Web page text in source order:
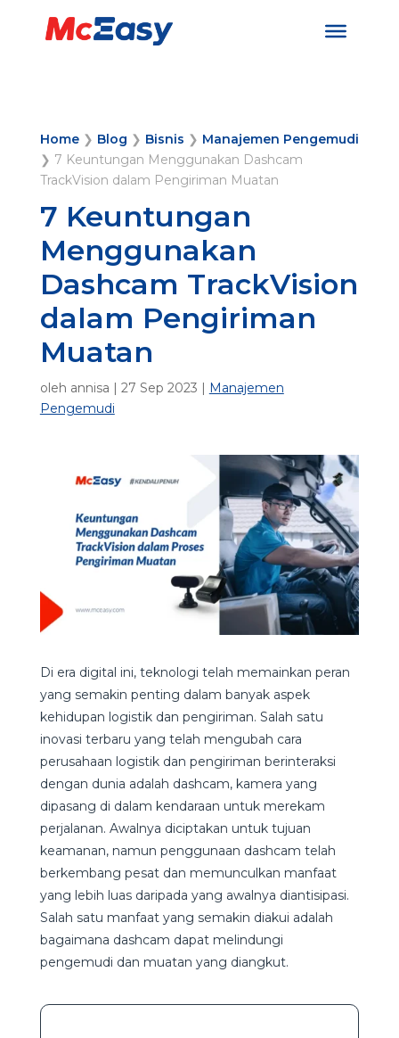
Home❯ Blog ❯ Bisnis ❯ Manajemen Pengemudi
❯ 7 Keuntungan Menggunakan Dashcam
TrackVision dalam Pengiriman Muatan
7 Keuntungan
Menggunakan
Dashcam TrackVision
dalam Pengiriman
Muatan
oleh annisa | 27 Sep 2023 | Manajemen
Pengemudi
Di era digital ini, teknologi telah memainkan peran
yang semakin penting dalam banyak aspek
kehidupan logistik dan pengiriman. Salah satu
inovasi terbaru yang telah mengubah cara
perusahaan logistik dan pengiriman berinteraksi
dengan dunia adalah dashcam, kamera yang
dipasang di dalam kendaraan untuk merekam
perjalanan. Awalnya diciptakan untuk tujuan
keamanan, namun penggunaan dashcam telah
berkembang pesat dan memunculkan manfaat
yang lebih luas daripada yang awalnya diantisipasi.
Salah satu manfaat yang semakin diakui adalah
bagaimana dashcam dapat melindungi
pengemudi dan muatan yang diangkut.